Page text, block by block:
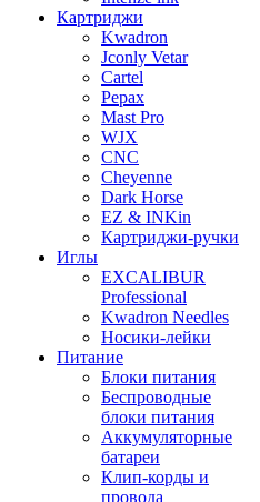
Картриджи
Kwadron
Jconly Vetar
Cartel
Pepax
Mast Pro
WJX
CNC
Cheyenne
Dark Horse
EZ & INKin
Картриджи-ручки
Иглы
EXCALIBUR
Professional
Kwadron Needles
Носики-лейки
Питание
Блоки питания
Беспроводные
блоки питания
Аккумуляторные
батареи
Клип-корды и
провода